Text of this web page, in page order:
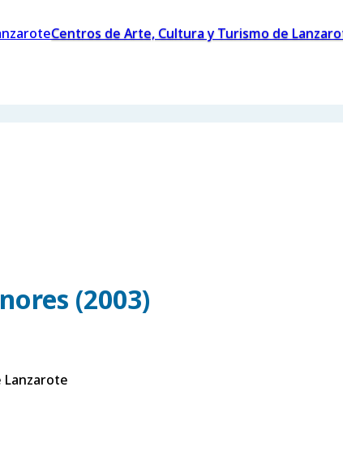
Centros de Arte, Cultura y Turismo de
(2003)
Lanzarote